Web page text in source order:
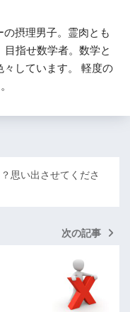
の摂理男子。霊肉とも
指せ数学者。数学と
々しています。 軽度の
思い出させてくださ
次の記事